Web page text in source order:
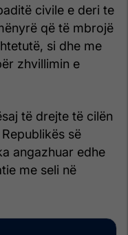
civile e deri te
që të mbrojë
si dhe me
zhvillimin e
të drejte të cilën
së
angazhuar edhe
me seli në